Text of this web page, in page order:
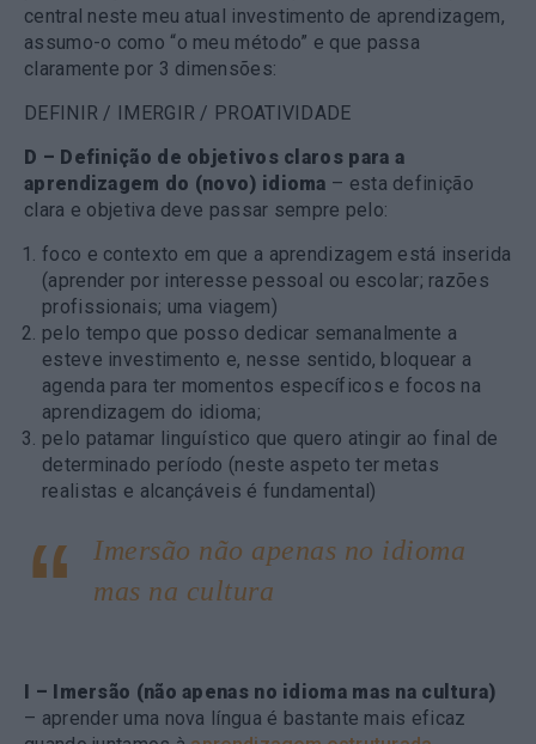
central neste meu atual investimento de aprendizagem,
assumo-o como “o meu método” e que passa
claramente por 3 dimensões:
DEFINIR / IMERGIR / PROATIVIDADE
D – Definição de objetivos claros para a
aprendizagem do (novo) idioma – esta definição
clara e objetiva deve passar sempre pelo:
foco e contexto em que a aprendizagem está inserida
(aprender por interesse pessoal ou escolar; razões
profissionais; uma viagem)
pelo tempo que posso dedicar semanalmente a
esteve investimento e, nesse sentido, bloquear a
agenda para ter momentos específicos e focos na
aprendizagem do idioma;
pelo patamar linguístico que quero atingir ao final de
determinado período (neste aspeto ter metas
realistas e alcançáveis é fundamental)
Imersão não apenas no idioma
mas na cultura
I – Imersão (não apenas no idioma mas na cultura)
– aprender uma nova língua é bastante mais eficaz